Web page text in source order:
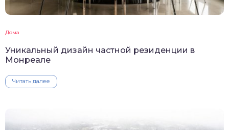
Дома
Уникальный дизайн частной резиденции в
Монреале
Читать далее